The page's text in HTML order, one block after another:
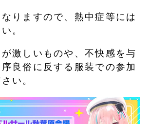
りますので、熱中症等には
。
激しいものや、不快感を与
良俗に反する服装での参加
い。